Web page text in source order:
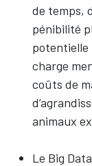
de temps,
pénibilité
potentielle
charge
coûts de
animaux
Le Big